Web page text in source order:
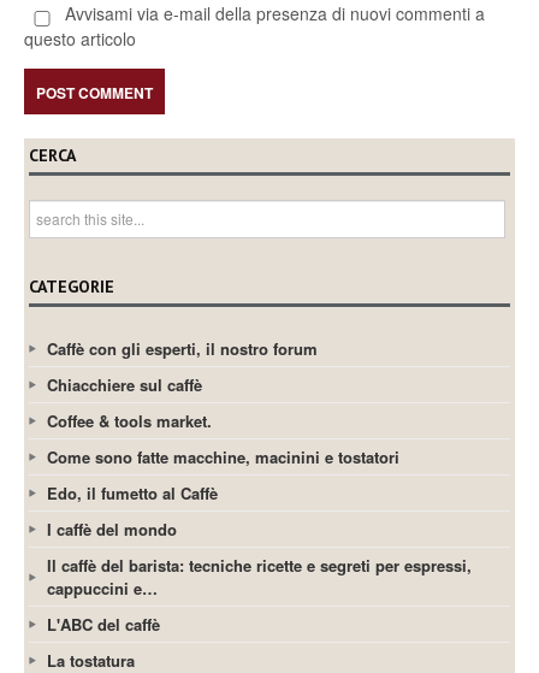
Avvisami via e-mail della presenza di nuovi commenti a
questo articolo
CERCA
CATEGORIE
Caffè con gli esperti, il nostro forum
Chiacchiere sul caffè
Coffee & tools market.
Come sono fatte macchine, macinini e tostatori
Edo, il fumetto al Caffè
I caffè del mondo
Il caffè del barista: tecniche ricette e segreti per espressi,
cappuccini e…
L'ABC del caffè
La tostatura